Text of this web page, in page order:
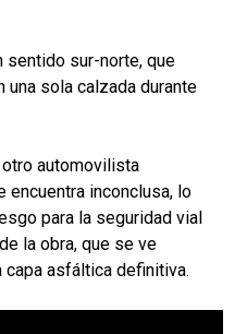
sentido sur-norte, que
una sola calzada durante
otro automovilista
encuentra inconclusa, lo
para la seguridad vial
la obra, que se ve
capa asfáltica definitiva.